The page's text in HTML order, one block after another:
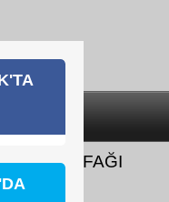
MUTFAĞI